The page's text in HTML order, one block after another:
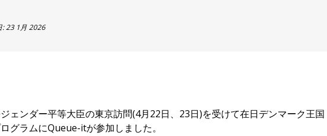
:23 1月 2026
ェンダー平等大臣の東京訪問(4月22日、23日)を受けて在日デンマーク王国
グラムにQueue-itが参加しました。